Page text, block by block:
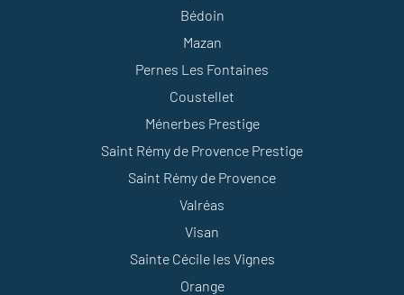
Bédoin
Mazan
Pernes Les Fontaines
Coustellet
Ménerbes Prestige
Saint Rémy de Provence Prestige
Saint Rémy de Provence
Valréas
Visan
Sainte Cécile les Vignes
Orange